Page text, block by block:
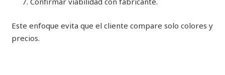
Este enfoque evita que el cliente compare solo colores y
precios.